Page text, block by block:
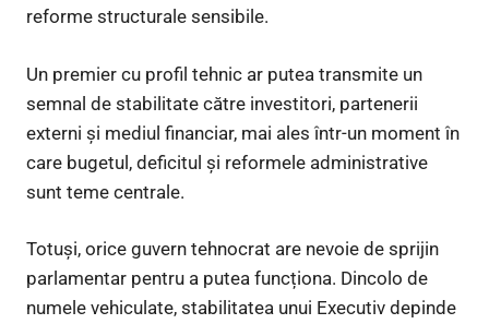
reforme structurale sensibile.
Un premier cu profil tehnic ar putea transmite un
semnal de stabilitate către investitori, partenerii
externi și mediul financiar, mai ales într-un moment în
care bugetul, deficitul și reformele administrative
sunt teme centrale.
Totuși, orice guvern tehnocrat are nevoie de sprijin
parlamentar pentru a putea funcționa. Dincolo de
numele vehiculate, stabilitatea unui Executiv depinde